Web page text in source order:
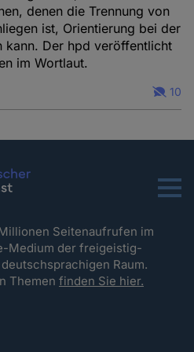
denen die Trennung von
ist, Orientierung bei der
kann. Der hpd veröffentlicht
im Wortlaut.
10
Menu
Seitenaufrufen im
Medium der freigeistig-
Raum.
Themenfinden Sie hier.